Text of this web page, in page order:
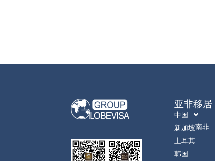
亚非移居
中国
新加坡
土耳其
韩国
南非